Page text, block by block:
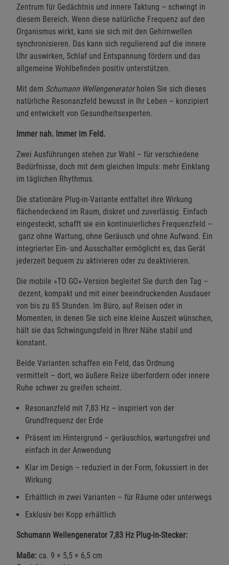
Zentrum für Gedächtnis und innere Taktung – schwingt in
diesem Bereich. Wenn diese natürliche Frequenz auf den
Organismus wirkt, kann sie sich mit den Gehirnwellen
synchronisieren. Das kann sich regulierend auf die innere
Uhr auswirken, Schlaf und Entspannung fördern und das
allgemeine Wohlbefinden positiv unterstützen.
Mit dem Schumann Wellengeneratorholen Sie sich dieses
natürliche Resonanzfeld bewusst in Ihr Leben – konzipiert
und entwickelt von Gesundheitsexperten.
Immer nah. Immer im Feld.
Zwei Ausführungen stehen zur Wahl – für verschiedene
Bedürfnisse, doch mit dem gleichen Impuls: mehr Einklang
im täglichen Rhythmus.
Die stationäre Plug-in-Variante entfaltet ihre Wirkung
flächendeckend im Raum, diskret und zuverlässig. Einfach
eingesteckt, schafft sie ein kontinuierliches Frequenzfeld –
ganz ohne Wartung, ohne Geräusch und ohne Aufwand. Ein
integrierter Ein- und Ausschalter ermöglicht es, das Gerät
jederzeit bequem zu aktivieren oder zu deaktivieren.
Die mobile »TO GO«-Version begleitet Sie durch den Tag –
dezent, kompakt und mit einer beeindruckenden Ausdauer
von bis zu 85 Stunden. Im Büro, auf Reisen oder in
Momenten, in denen Sie sich eine kleine Auszeit wünschen,
hält sie das Schwingungsfeld in Ihrer Nähe stabil und
konstant.
Beide Varianten schaffen ein Feld, das Ordnung
vermittelt – dort, wo äußere Reize überfordern oder innere
Ruhe schwer zu greifen scheint.
Resonanzfeld mit 7,83 Hz – inspiriert von der
Grundfrequenz der Erde
Präsent im Hintergrund – geräuschlos, wartungsfrei und
einfach in der Anwendung
Klar im Design – reduziert in der Form, fokussiert in der
Wirkung
Erhältlich in zwei Varianten – für Räume oder unterwegs
Exklusiv bei Kopp erhältlich
Schumann Wellengenerator 7,83 Hz Plug-in-Stecker:
Maße: ca. 9 × 5,5 × 6,5 cm